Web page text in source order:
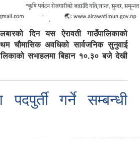
दिन यस ऐरावती गाउँपालिकाको
चौमासिक अवधिको सार्वजनिक सुनुवाई
सभाहलमा बिहान १०.३० बजे देखी
पदपुर्ती गर्ने सम्बन्धी